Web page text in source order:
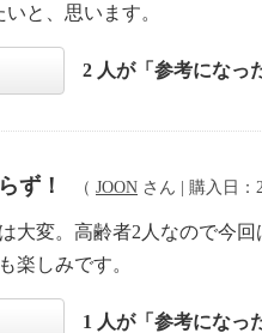
と、思います。
2 人が「参考になっ
ず！ （ JOON さん | 購入日：
大変。高齢者2人なので今
楽しみです。
1 人が「参考になっ